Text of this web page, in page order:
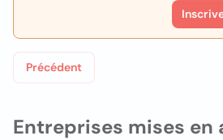
Entreprises mises en
Précédent